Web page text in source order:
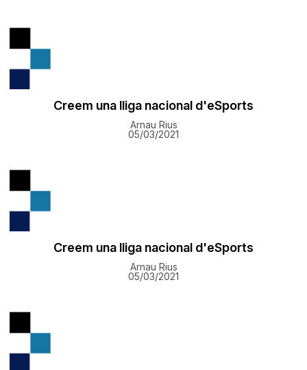
Creem una lliga nacional d'eSports
Arnau Rius
05/03/2021
Creem una lliga nacional d'eSports
Arnau Rius
05/03/2021